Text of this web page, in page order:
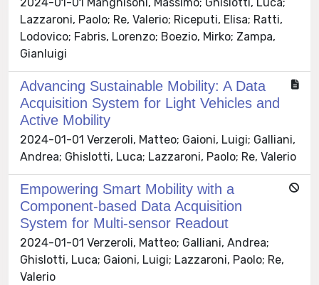
2024-01-01 Manghisoni, Massimo; Ghislotti, Luca;
Lazzaroni, Paolo; Re, Valerio; Riceputi, Elisa; Ratti,
Lodovico; Fabris, Lorenzo; Boezio, Mirko; Zampa,
Gianluigi
Advancing Sustainable Mobility: A Data
Acquisition System for Light Vehicles and
Active Mobility
2024-01-01 Verzeroli, Matteo; Gaioni, Luigi; Galliani,
Andrea; Ghislotti, Luca; Lazzaroni, Paolo; Re, Valerio
Empowering Smart Mobility with a
Component-based Data Acquisition
System for Multi-sensor Readout
2024-01-01 Verzeroli, Matteo; Galliani, Andrea;
Ghislotti, Luca; Gaioni, Luigi; Lazzaroni, Paolo; Re,
Valerio